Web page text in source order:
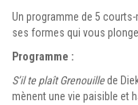
Un programme de 5
ses formes qui vous
Programme :
S’il te plaît Grenouillede
mènent une vie paisible et